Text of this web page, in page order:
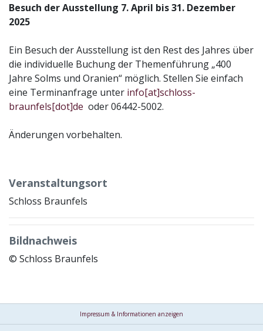
Besuch der Ausstellung 7. April bis 31. Dezember
2025
Ein Besuch der Ausstellung ist den Rest des Jahres über
die individuelle Buchung der Themenführung „400
Jahre Solms und Oranien“ möglich. Stellen Sie einfach
eine Terminanfrage unter info[at]schloss-
braunfels[dot]de oder 06442-5002.
Änderungen vorbehalten.
Veranstaltungsort
Schloss Braunfels
Bildnachweis
© Schloss Braunfels
Impressum & Informationen anzeigen